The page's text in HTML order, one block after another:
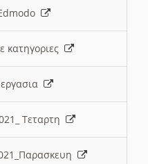
κατηγοριες
Τεταρτη